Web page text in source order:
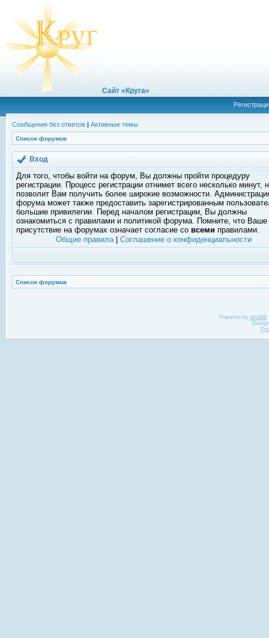
Сайт «Круга»
Сообщения без ответов | Активные темы
Список форумов
Вход
Для того, чтобы войти на форум, Вы должны пройти процедуру
регистрации. Процесс регистрации отнимет всего несколько минут,
позволит Вам получить более широкие возможности.
форума может также предоставить зарегистрированным
большие привилегии. Перед началом регистрации, Вы должны
ознакомиться с правилами и политикой форума. Помните, что Ваше
присутствие на форумах означает согласие со всеми правилами.
Общие правила| Соглашение о конфиденциальности
Список форумов
Powered by phpBB